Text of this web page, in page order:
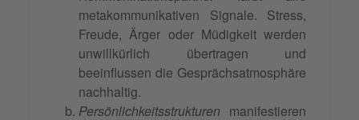
metakommunikativen Signale. Stress,
Freude, Ärger oder Müdigkeit werden
unwillkürlich übertragen und
beeinflussen die Gesprächsatmosphäre
nachhaltig.
Persönlichkeitsstrukturen manifestieren